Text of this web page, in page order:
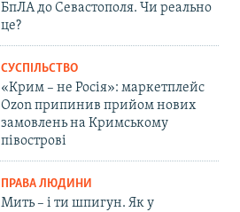
БпЛА до Севастополя. Чи реально
це?
СУСПІЛЬСТВО
«Крим – не Росія»: маркетплейс
Ozon припинив прийом нових
замовлень на Кримському
півострові
ПРАВА ЛЮДИНИ
Мить – і ти шпигун. Як у